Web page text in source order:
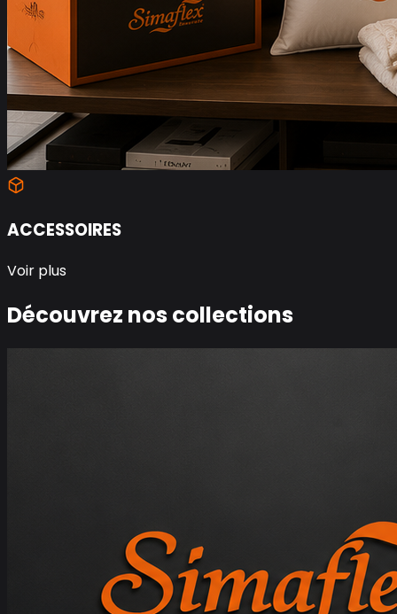
ACCESSOIRES
Voir plus
Découvrez nos collections